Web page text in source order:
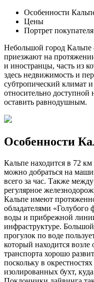
Особенности
Цены
Портрет покупателя
Небольшой город Кальпе
приезжают на
и иностранцы, часть из
здесь недвижимость и
субтропический климат
относительно
оставить равнодушным.
Особенности
Кальпе находится в 72
можно добраться на
всего за час. Также
регулярное
Кальпе имеют
обладателями «Голубого
воды и прибрежной
инфраструктуре.
прогулок по воде
который находится
транспорта хорошо
поскольку в
изолированных бухт,